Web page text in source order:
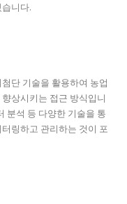
니다.
단 기술을 활용하여 농업
상시키는 접근 방식입니
분석 등 다양한 기술을 통
링하고 관리하는 것이 포